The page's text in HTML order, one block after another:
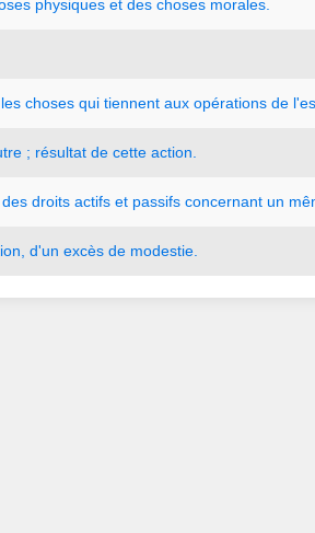
physiques et des choses morales.
les choses qui tiennent aux opérations de l'
; résultat de cette action.
des droits actifs et passifs concernant un
d'un excès de modestie.